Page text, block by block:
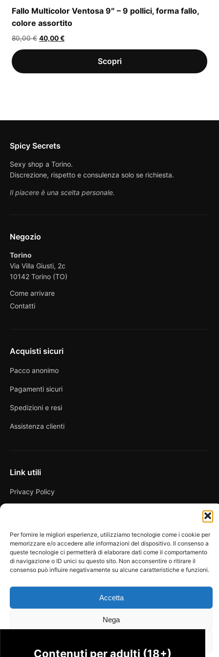
Per fornire le migliori esperienze, utilizziamo tecnologie come i cookie per
memorizzare e/o accedere alle informazioni del dispositivo. Il consenso a
queste tecnologie ci permetterà di elaborare dati come il comportamento
di navigazione o ID unici su questo sito. Non acconsentire o ritirare il
consenso può influire negativamente su alcune caratteristiche e funzioni.
Accetta
Nega
Fallo Multicolor Ventosa 9″ – 9 pollici, forma fallo,
colore assortito
80,00€ Il
prezzo
40,00€Il
prezzo
Spicy Secrets
Sexy shop a Torino.
Discrezione, rispetto e consulenza solo se richiesta.
Il piacere è una scelta personale.
Negozio
Torino
Via Villa Giusti, 2c
10142 Torino (TO)
Come arrivare
Contatti
Acquisti sicuri
Pacco anonimo
Pagamenti sicuri
Spedizioni e resi
Assistenza clienti
Link utili
Privacy Policy
FAQ
La Bottega dei Desideri di D’Avascio Enrico
Contenuti per adulti (18+)